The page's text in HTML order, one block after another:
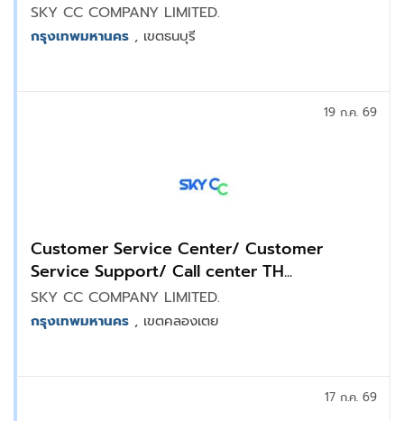
SKY CC COMPANY LIMITED.
กรุงเทพมหานคร , เขตธนบุรี
Customer Service Center/ Customer
Service Support/ Call center TH...
SKY CC COMPANY LIMITED.
19 ก.ค. 69
กรุงเทพมหานคร , เขตคลองเตย
17 ก.ค. 69